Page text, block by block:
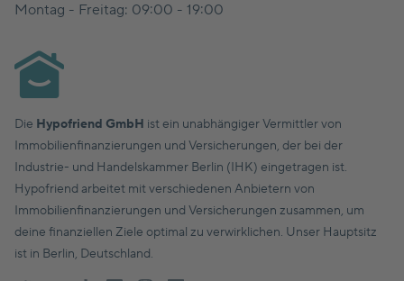
Montag - Freitag: 09:00 - 19:00
Die Hypofriend GmbH ist ein unabhängiger Vermittler von
Immobilienfinanzierungen und Versicherungen, der bei der
Industrie- und Handelskammer Berlin (IHK) eingetragen ist.
Hypofriend arbeitet mit verschiedenen Anbietern von
Immobilienfinanzierungen und Versicherungen zusammen, um
deine finanziellen Ziele optimal zu verwirklichen. Unser Hauptsitz
ist in Berlin, Deutschland.